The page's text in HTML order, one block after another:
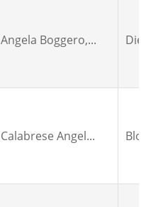
Angela Boggero,... Diego
Calabrese Angel...